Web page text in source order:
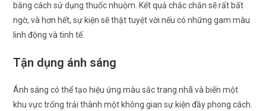
bằng cách sử dụng thuốc nhuộm. Kết quả chắc chắn sẽ rất bất
ngờ, và hơn hết, sự kiện sẽ thật tuyệt vời nếu có những gam màu
linh động và tinh tế.
Tận dụng ánh sáng
Ánh sáng có thể tạo hiệu ứng màu sắc trang nhã và biến một
khu vực trống trải thành một không gian sự kiện đầy phong cách.